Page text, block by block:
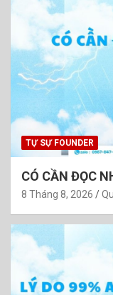
TỰ SỰ FOUNDER
CÓ CẦN ĐỌC
8 Tháng 8, 2026